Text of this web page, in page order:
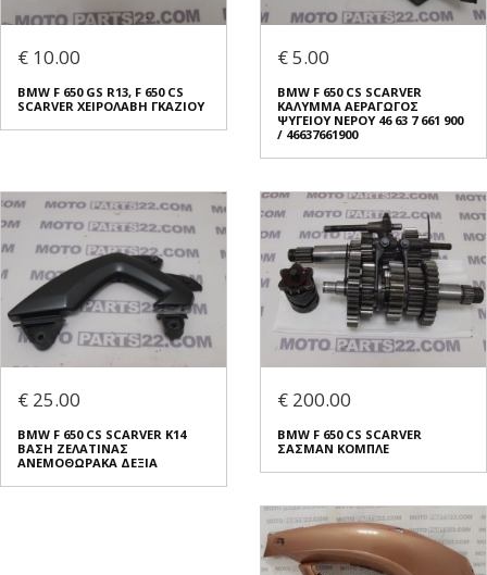
€ 10.00
BMW F 650 GS R13, F 650 CS
SCARVER ΧΕΙΡΟΛΑΒΗ ΓΚΑΖΙΟΥ
€ 5.00
BMW F 650 CS SCARVER
ΚΑΛΥΜΜΑ ΑΕΡΑΓΩΓΟΣ
ΨΥΓΕΙΟΥ ΝΕΡΟΥ 46 63 7 661 900
/ 46637661900
€ 25.00
BMW F 650 CS SCARVER K14
ΒΑΣΗ ΖΕΛΑΤΙΝΑΣ
ΑΝΕΜΟΘΩΡΑΚΑ ΔΕΞΙΑ
€ 200.00
BMW F 650 CS SCARVER
ΣΑΣΜΑΝ ΚΟΜΠΛΕ